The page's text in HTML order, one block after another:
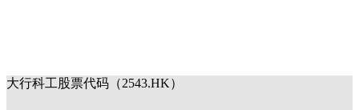
大行科工股票代码（2543.HK）